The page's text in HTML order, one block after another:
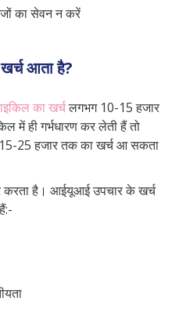
का सेवन न करें
आता है?
का खर्चलगभग 10-15 हजार
में ही गर्भधारण कर लेती हैं तो
15-25 हजार तक का खर्च आ सकता
करता है। आईयूआई उपचार के खर्च